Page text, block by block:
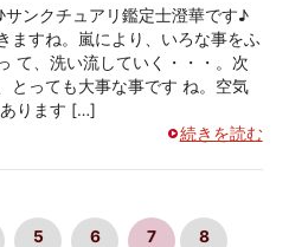
サンクチュアリ鑑定士澄華です♪
ますね。嵐により、いろな事をふ
て、洗い流していく・・・。次
とっても大事な事です ね。空気
ります […]
続きを読む
5 6 7 8